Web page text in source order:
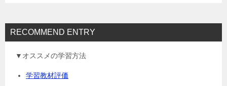
RECOMMEND ENTRY
▼オススメの学習方法
学習教材評価